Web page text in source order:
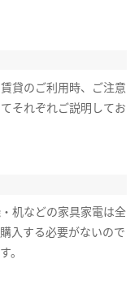
貸のご利用時、ご注意
それぞれご説明してお
机などの家具家電は全
入する必要がないので
。